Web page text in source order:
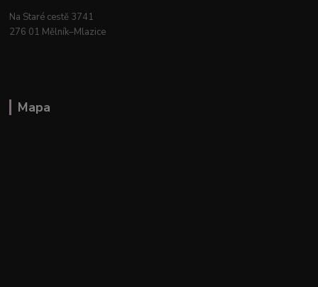
Na Staré cestě 3741
276 01 Mělník–Mlazice
Mapa